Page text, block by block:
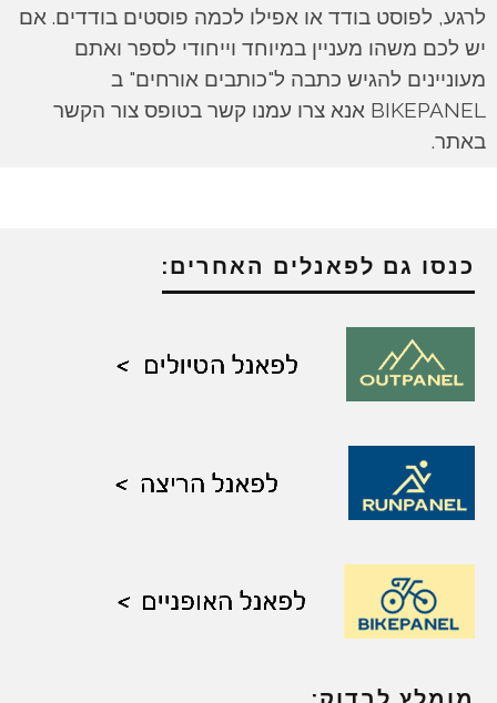
לרגע, לפוסט בודד או אפילו לכמה פוסטים בודדים. אם
יש לכם משהו מעניין במיוחד וייחודי לספר ואתם
מעוניינים להגיש כתבה ל"כותבים אורחים" ב
BIKEPANEL אנא צרו עמנו קשר בטופס צור הקשר
באתר.
כנסו גם לפאנלים האחרים: